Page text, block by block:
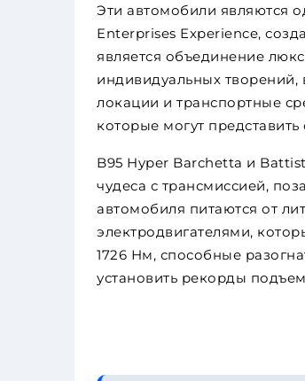
Эти автомобили являются
Enterprises Experience,
является объединение
индивидуальных
локации и транспортные
которые могут
B95 Hyper Barchetta и
чудеса с трансмиссией,
автомобиля питаются от
электродвигателями,
1726 Нм, способные
установить рекорды